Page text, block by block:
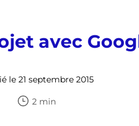
avec
le 21 septembre 2015
2 min